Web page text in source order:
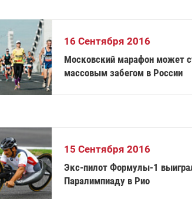
16 Сентября 2016
Московский марафон может
массовым забегом в России
15 Сентября 2016
Экс-пилот Формулы-1
Паралимпиаду в Рио